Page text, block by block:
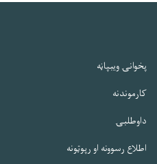
پخوانۍ ویبپاڼه
کارموندنه
داوطلبۍ
اطلاع رسوونه او رپوټونه